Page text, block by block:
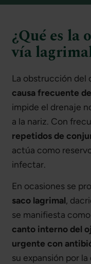
¿Qué es la
vía
La obstrucción del
causa frecuente
impide el drenaje
a la nariz. Con
repetidos de
actúa como
infectar.
En ocasiones se
saco lagrimal,
se manifiesta como
canto interno del
urgente con
su expansión por la